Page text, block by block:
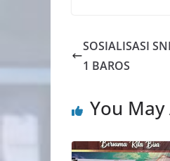
SOSIALISASI
1 BAROS
You